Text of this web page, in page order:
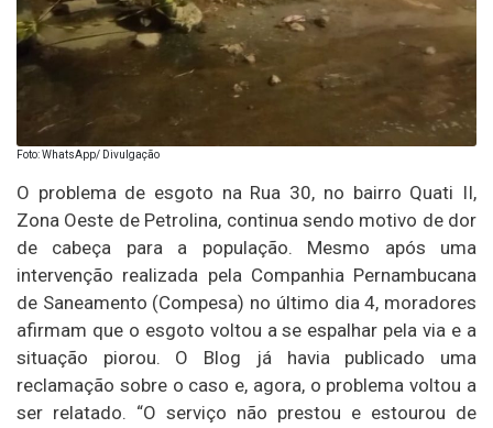
Foto: WhatsApp/ Divulgação
O problema de esgoto na Rua 30, no bairro Quati II,
Zona Oeste de Petrolina, continua sendo motivo de dor
de cabeça para a população. Mesmo após uma
intervenção realizada pela Companhia Pernambucana
de Saneamento (Compesa) no último dia 4, moradores
afirmam que o esgoto voltou a se espalhar pela via e a
situação piorou. O Blog já havia publicado uma
reclamação sobre o caso e, agora, o problema voltou a
ser relatado. “O serviço não prestou e estourou de